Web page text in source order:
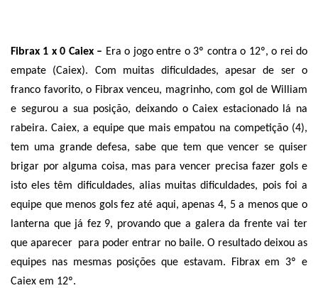
Fibrax 1 x 0 Caiex – Era o jogo entre o 3º contra o 12º, o rei do
empate (Caiex). Com muitas dificuldades, apesar de ser o
franco favorito, o Fibrax venceu, magrinho, com gol de William
e segurou a sua posição, deixando o Caiex estacionado lá na
rabeira. Caiex, a equipe que mais empatou na competição (4),
tem uma grande defesa, sabe que tem que vencer se quiser
brigar por alguma coisa, mas para vencer precisa fazer gols e
isto eles têm dificuldades, alias muitas dificuldades, pois foi a
equipe que menos gols fez até aqui, apenas 4, 5 a menos que o
lanterna que já fez 9, provando que a galera da frente vai ter
que aparecer para poder entrar no baile. O resultado deixou as
equipes nas mesmas posições que estavam. Fibrax em 3º e
Caiex em 12º.